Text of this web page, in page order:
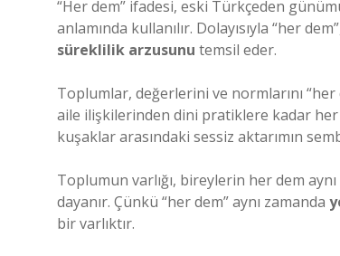
“Her dem” ifadesi, eski Türkçeden
anlamında kullanılır. Dolayısıyla “her
süreklilik arzusunu temsil eder.
Toplumlar, değerlerini ve normlarını
aile ilişkilerinden dini pratiklere kadar her
kuşaklar arasındaki sessiz aktarımın
Toplumun varlığı, bireylerin her dem
dayanır. Çünkü “her dem” aynı zamanda
bir varlıktır.